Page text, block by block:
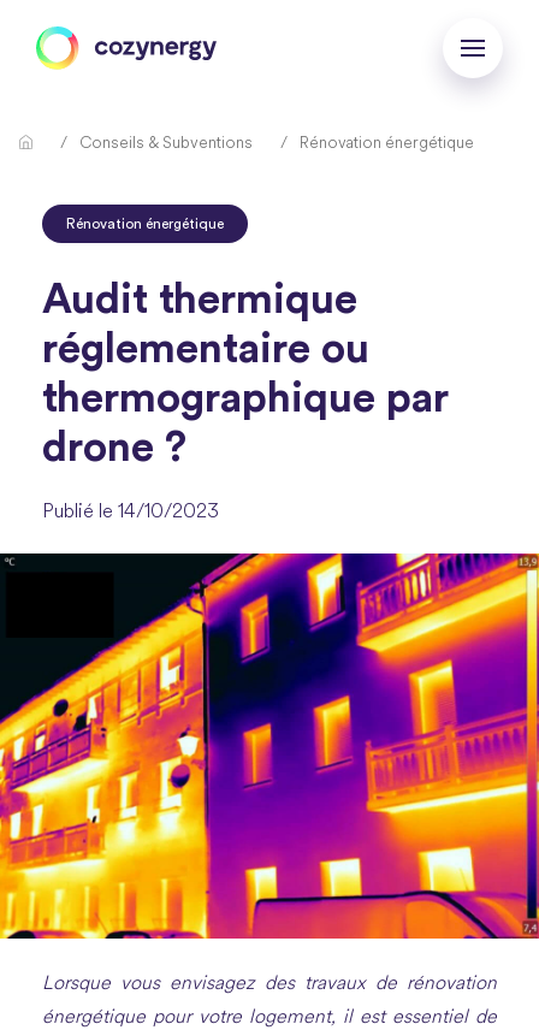
Conseils & Subventions Rénovation énergétique
Rénovation énergétique
Audit thermique
réglementaire ou
thermographique par
drone ?
Publié le 14/10/2023
Lorsque vous envisagez des travaux de rénovation
énergétique pour votre logement, il est essentiel de